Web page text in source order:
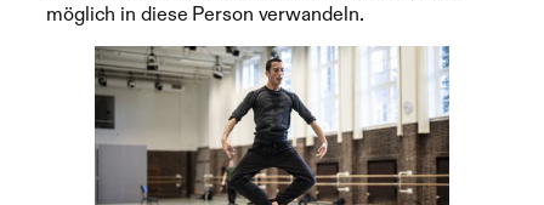
möglich in diese Person verwandeln.